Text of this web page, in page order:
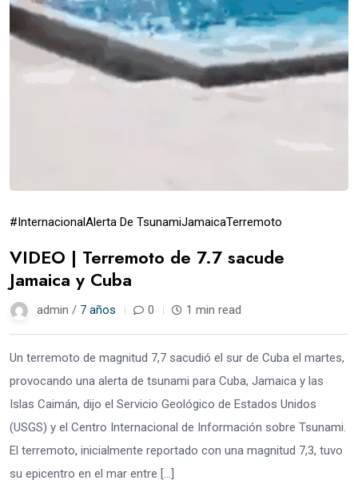
#InternacionalAlerta De TsunamiJamaicaTerremoto
VIDEO | Terremoto de 7.7 sacude
Jamaica y Cuba
admin / 7 años 0 1 min read
Un terremoto de magnitud 7,7 sacudió el sur de Cuba el martes,
provocando una alerta de tsunami para Cuba, Jamaica y las
Islas Caimán, dijo el Servicio Geológico de Estados Unidos
(USGS) y el Centro Internacional de Información sobre Tsunami.
El terremoto, inicialmente reportado con una magnitud 7,3, tuvo
su epicentro en el mar entre […]